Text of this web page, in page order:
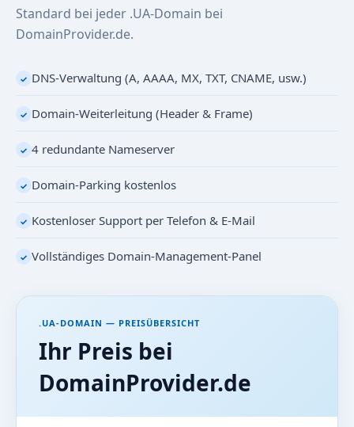
Standard bei jeder .UA-Domain bei
DomainProvider.de.
✓ DNS-Verwaltung (A, AAAA, MX, TXT, CNAME, usw.)
✓ Domain-Weiterleitung (Header & Frame)
✓ 4 redundante Nameserver
✓ Domain-Parking kostenlos
✓ Kostenloser Support per Telefon & E-Mail
✓ Vollständiges Domain-Management-Panel
.UA-DOMAIN — PREISÜBERSICHT
Ihr Preis bei
DomainProvider.de